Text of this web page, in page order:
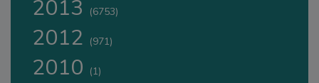
2013 (6753)
2012 (971)
2010 (1)